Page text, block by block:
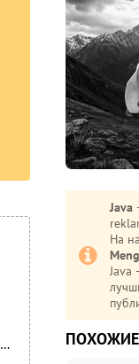
Java
На
Java
ПОХОЖИЕ